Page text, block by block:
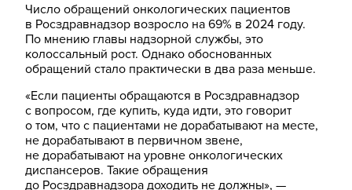
Число обращений онкологических пациентов
в Росздравнадзор возросло на 69% в 2024 году.
По мнению главы надзорной службы, это
колоссальный рост. Однако обоснованных
обращений стало практически в два раза меньше.
«Если пациенты обращаются в Росздравнадзор
с вопросом, где купить, куда идти, это говорит
о том, что с пациентами не дорабатывают на месте,
не дорабатывают в первичном звене,
не дорабатывают на уровне онкологических
диспансеров. Такие обращения
до Росздравнадзора доходить не должны», —